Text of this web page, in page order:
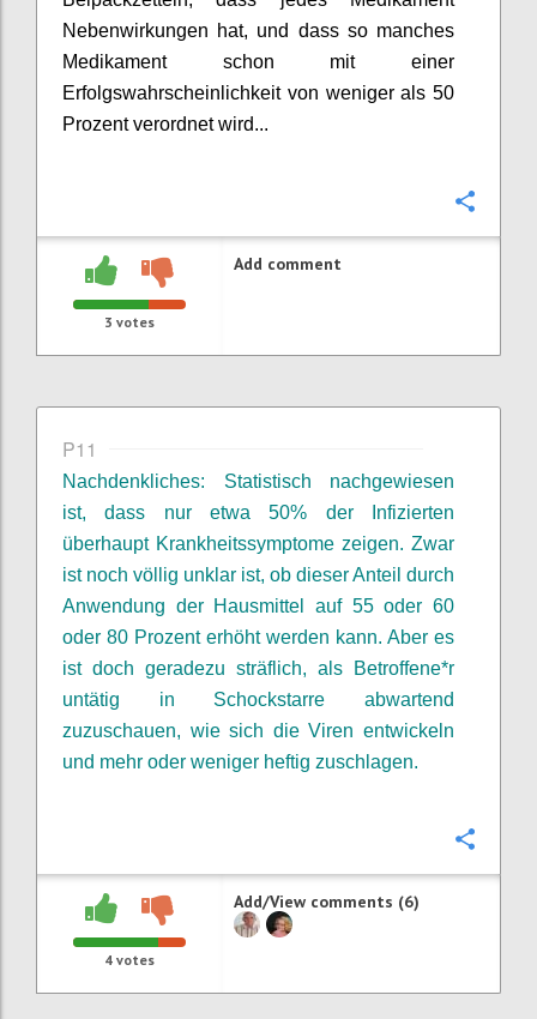
Nebenwirkungen hat, und dass so manches
Medikament schon mit einer
Erfolgswahrscheinlichkeit von weniger als 50
Prozent verordnet wird...
3 votes
Add comment
P11
Nachdenkliches: Statistisch nachgewiesen
ist, dass nur etwa 50% der Infizierten
überhaupt Krankheitssymptome zeigen. Zwar
ist noch völlig unklar ist, ob dieser Anteil durch
Anwendung der Hausmittel auf 55 oder 60
oder 80 Prozent erhöht werden kann. Aber es
ist doch geradezu sträflich, als Betroffene*r
untätig in Schockstarre abwartend
zuzuschauen, wie sich die Viren entwickeln
und mehr oder weniger heftig zuschlagen.
4 votes
Add/View comments (6)